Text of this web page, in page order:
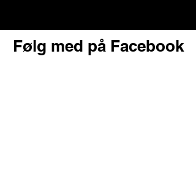
Følg med på Facebook